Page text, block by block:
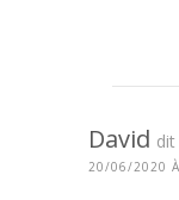
David dit
20/06/2020